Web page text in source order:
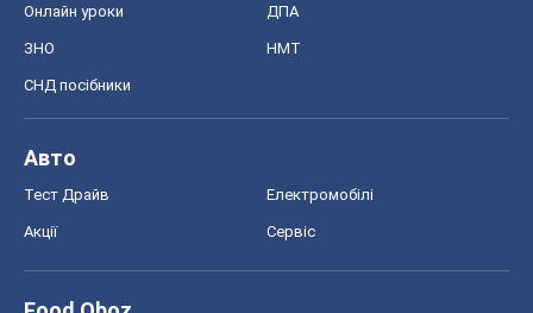
Онлайн уроки ДПА
ЗНО НМТ
СНД посібники
Авто
Тест Драйв Електромобілі
Акції Сервіс